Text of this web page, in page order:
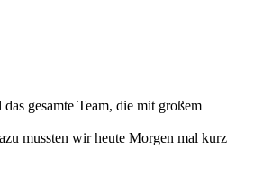
gesamte Team, die mit großem
mussten wir heute Morgen mal kurz